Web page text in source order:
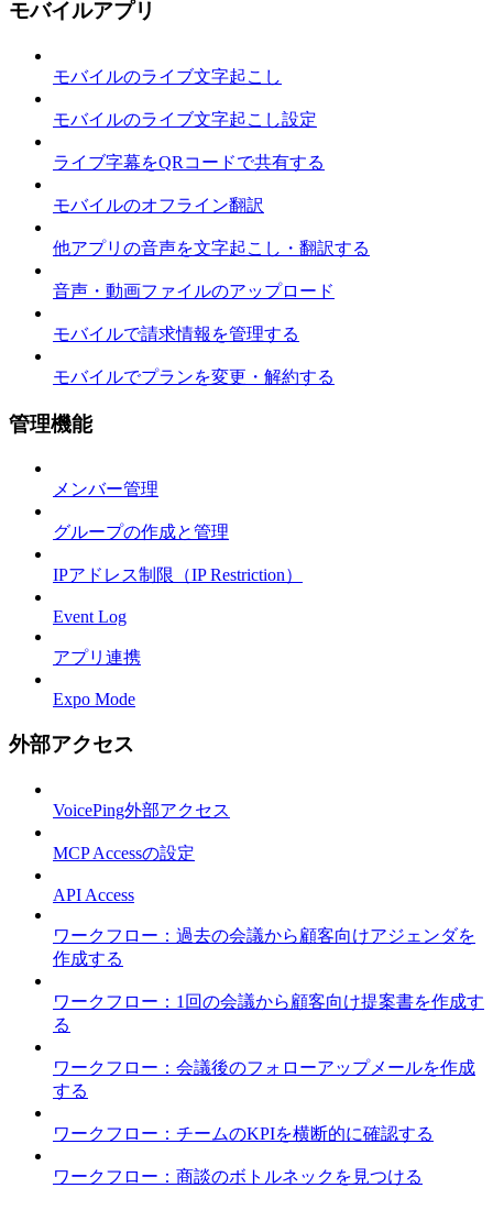
モバイルアプリ
モバイルのライブ文字起こし
モバイルのライブ文字起こし設定
ライブ字幕をQRコードで共有する
モバイルのオフライン翻訳
他アプリの音声を文字起こし・翻訳する
音声・動画ファイルのアップロード
モバイルで請求情報を管理する
モバイルでプランを変更・解約する
管理機能
メンバー管理
グループの作成と管理
IPアドレス制限（IP Restriction）
Event Log
アプリ連携
Expo Mode
外部アクセス
VoicePing外部アクセス
MCP Accessの設定
API Access
ワークフロー：過去の会議から顧客向けアジェンダを
作成する
ワークフロー：1回の会議から顧客向け提案書を作成す
る
ワークフロー：会議後のフォローアップメールを作成
する
ワークフロー：チームのKPIを横断的に確認する
ワークフロー：商談のボトルネックを見つける